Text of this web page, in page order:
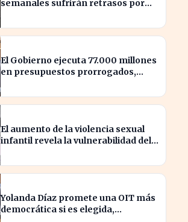
semanales sufrirán retrasos por
El Gobierno ejecuta 77.000 millones
en presupuestos prorrogados,
El aumento de la violencia sexual
infantil revela la vulnerabilidad del
Yolanda Díaz promete una OIT más
democrática si es elegida,